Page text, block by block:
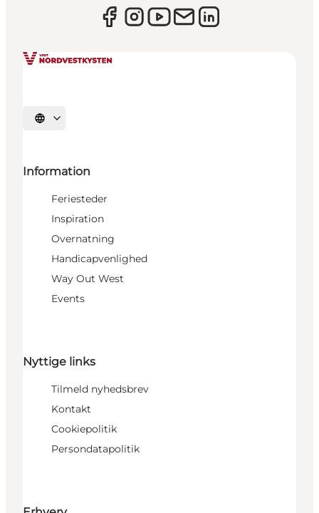
Vælg sprog
Information
Feriesteder
Inspiration
Overnatning
Handicapvenlighed
Way Out West
Events
Nyttige links
Tilmeld nyhedsbrev
Kontakt
Cookiepolitik
Persondatapolitik